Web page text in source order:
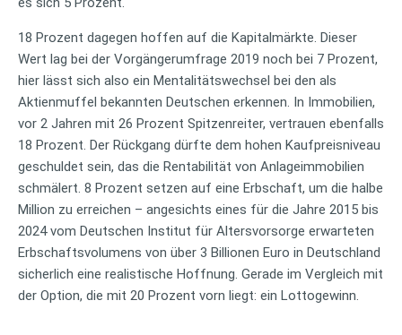
18 Prozent dagegen hoffen auf die Kapitalmärkte. Dieser
Wert lag bei der Vorgängerumfrage 2019 noch bei 7 Prozent,
hier lässt sich also ein Mentalitätswechsel bei den als
Aktienmuffel bekannten Deutschen erkennen. In Immobilien,
vor 2 Jahren mit 26 Prozent Spitzenreiter, vertrauen ebenfalls
18 Prozent. Der Rückgang dürfte dem hohen Kaufpreisniveau
geschuldet sein, das die Rentabilität von Anlageimmobilien
schmälert. 8 Prozent setzen auf eine Erbschaft, um die halbe
Million zu erreichen – angesichts eines für die Jahre 2015 bis
2024 vom Deutschen Institut für Altersvorsorge erwarteten
Erbschaftsvolumens von über 3 Billionen Euro in Deutschland
sicherlich eine realistische Hoffnung. Gerade im Vergleich mit
der Option, die mit 20 Prozent vorn liegt: ein Lottogewinn.